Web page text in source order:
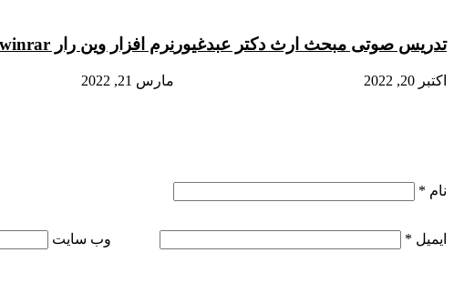
تدریس صوتی مبحث ارث دکتر عبدغیور
اکتبر 20, 2022
نرم افزار وین رار winrar
مارس 21, 2022
نام *
ایمیل * وب‌ سایت